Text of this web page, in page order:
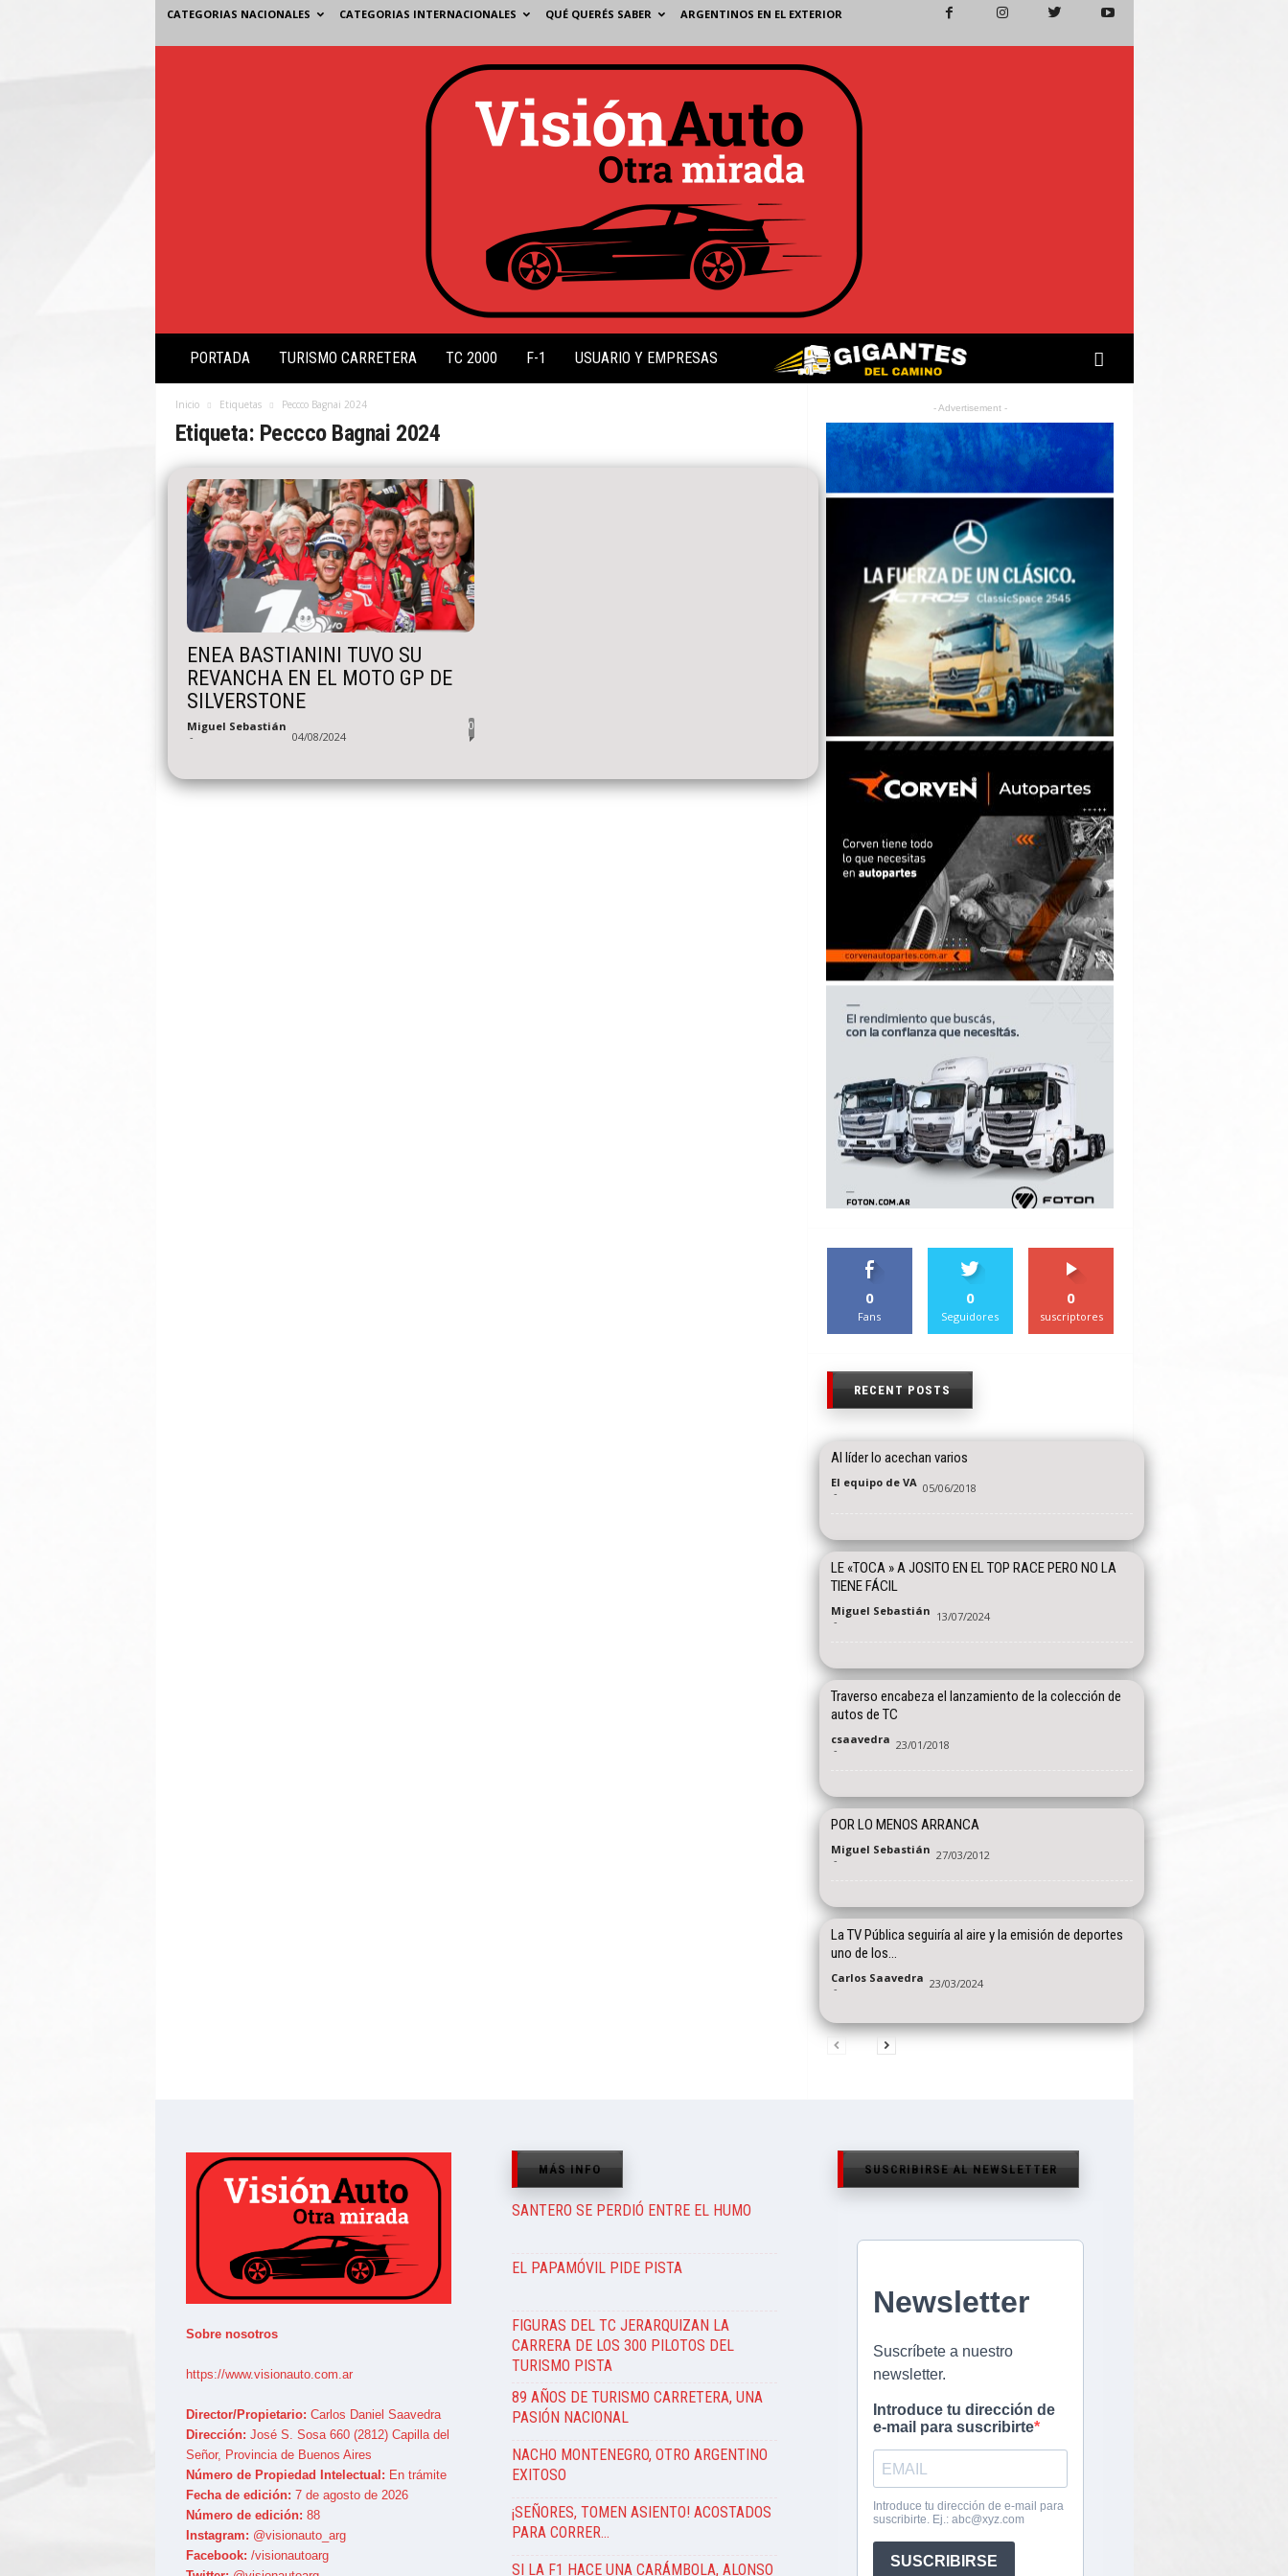
CATEGORIAS NACIONALES CATEGORIAS INTERNACIONALES QUÉ QUERÉS SABER ARGENTINOS EN EL EXTERIOR
s
PORTADA TURISMO CARRETERA TC 2000 F-1 USUARIO Y EMPRESAS
Inicio Etiquetas Peccco Bagnai 2024
Etiqueta: Peccco Bagnai 2024
ENEA BASTIANINI TUVO SU
REVANCHA EN EL MOTO GP DE
SILVERSTONE
Miguel Sebastián
- 04/08/2024
0
- Advertisement -
0
Fans
0
Seguidores
0
suscriptores
RECENT POSTS
Al líder lo acechan varios
El equipo de VA
- 05/06/2018
LE «TOCA » A JOSITO EN EL TOP RACE PERO NO LA
TIENE FÁCIL
Miguel Sebastián
- 13/07/2024
Traverso encabeza el lanzamiento de la colección de
autos de TC
csaavedra
- 23/01/2018
POR LO MENOS ARRANCA
Miguel Sebastián
- 27/03/2012
La TV Pública seguiría al aire y la emisión de deportes
uno de los...
Carlos Saavedra
- 23/03/2024
Sobre nosotros
https://www.visionauto.com.ar
Director/Propietario: Carlos Daniel Saavedra
Dirección: José S. Sosa 660 (2812) Capilla del
Señor, Provincia de Buenos Aires
Número de Propiedad Intelectual: En trámite
Fecha de edición: 7 de agosto de 2026
Número de edición: 88
Instagram: @visionauto_arg
Facebook: /visionautoarg
MÁS INFO
SANTERO SE PERDIÓ ENTRE EL HUMO
EL PAPAMÓVIL PIDE PISTA
FIGURAS DEL TC JERARQUIZAN LA
CARRERA DE LOS 300 PILOTOS DEL
TURISMO PISTA
89 AÑOS DE TURISMO CARRETERA, UNA
PASIÓN NACIONAL
NACHO MONTENEGRO, OTRO ARGENTINO
EXITOSO
¡SEÑORES, TOMEN ASIENTO! ACOSTADOS
PARA CORRER…
SI LA F1 HACE UNA CARÁMBOLA, ALONSO
SUSCRIBIRSE AL NEWSLETTER